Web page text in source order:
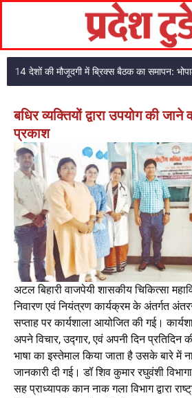
बधिर व्यक्तियों द्वारा उपयोग की जाने
प्रकाश
अटल बिहारी वाजपेयी शासकीय चिकित्सा
निवारण एवं नियंत्रण कार्यक्रम के अंतर्गत
सप्ताह पर कार्यशाला आयोजित की गई।
अपने विचार, उद्गार, एवं अपनी दिन
भाषा का इस्तेमाल किया जाता है उसके बारे में
जानकारी दी गई। डॉ शिव कुमार रघुवंशी
सह प्राध्यापक कान नाक गला विभाग द्वारा